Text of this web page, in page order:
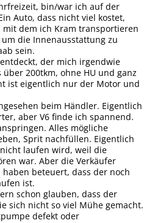
bin/war ich auf der
Auto, dass nicht viel kostet,
mit dem ich Kram transportieren
die Innenausstattung zu
sein.
der mich irgendwie
über 200tkm, ohne HU und ganz
ist eigentlich nur der Motor und
beim Händler. Eigentlich
aber V6 finde ich spannend.
Alles mögliche
Sprit nachfüllen. Eigentlich
laufen wird, weil die
war. Aber die Verkäufer
beteuert, dass der noch
ist.
schon glauben, dass der
sich nicht so viel Mühe gemacht.
defekt oder